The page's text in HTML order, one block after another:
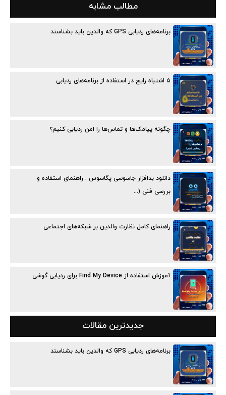
مطالب مشابه
برنامه‌های ردیابی GPS که والدین باید بشناسند
۵ اشتباه رایج در استفاده از برنامه‌های ردیابی
چگونه پیامک‌ها و تماس‌ها را امن ردیابی کنیم؟
دانلود بدافزار جاسوسی پگاسوس : راهنمای استفاده و
بررسی فنی (...
راهنمای کامل نظارت والدین بر شبکه‌های اجتماعی
آموزش استفاده از Find My Device برای ردیابی گوشی
جدیدترین مقالات
برنامه‌های ردیابی GPS که والدین باید بشناسند